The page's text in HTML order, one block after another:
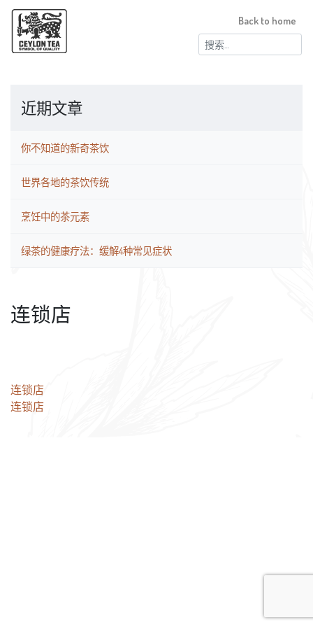
搜
索：
Back to home
近期文章
你不知道的新奇茶饮
世界各地的茶饮传统
烹饪中的茶元素
绿茶的健康疗法：缓解4种常见症状
连锁店
文
章
连锁店
连锁店